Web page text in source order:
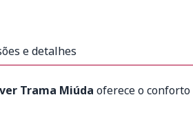
e detalhes
Trama Miúda oferece o conforto